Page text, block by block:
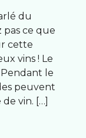
du
pas ce que
cette
vins ! Le
Pendant le
peuvent
vin. […]